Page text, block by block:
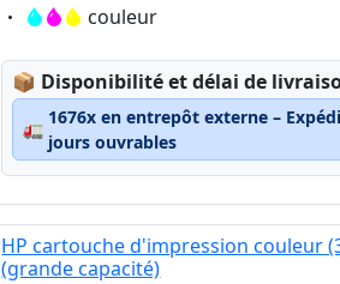
Eigenschaft:couleur
📦 Lagerstatus:
Disponibilité et délai de
🚛
1676x en entrepôt externe –
jours ouvrables
HP cartouche d'impression couleur
(grande capacité)